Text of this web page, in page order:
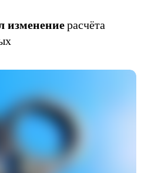
изменениерасчёта